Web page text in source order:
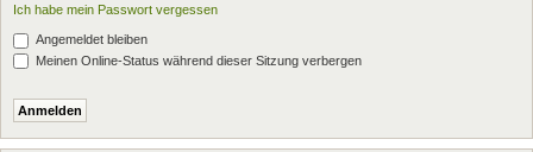
Ich habe mein Passwort vergessen
Angemeldet bleiben
Meinen Online-Status während dieser Sitzung verbergen